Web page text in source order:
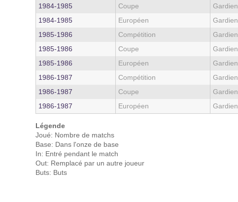
1984‑1985
Coupe Gardien
1984‑1985
Européen Gardien
1985‑1986
Compétition Gardien
1985‑1986
Coupe Gardien
1985‑1986
Européen Gardien
1986‑1987
Compétition Gardien
1986‑1987
Coupe Gardien
1986‑1987
Européen Gardien
Légende
Joué: Nombre de matchs
Base: Dans l'onze de base
In: Entré pendant le match
Out: Remplacé par un autre joueur
Buts: Buts